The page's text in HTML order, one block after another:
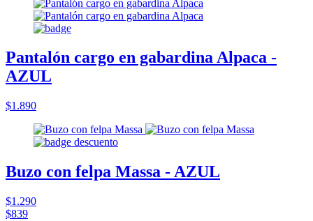
Pantalón cargo en gabardina Alpaca -
AZUL
$1.890
Buzo con felpa Massa - AZUL
$1.290
$839